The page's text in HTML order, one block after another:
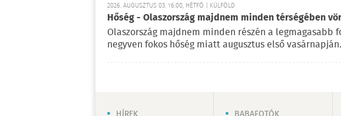
2026. AUGUSZTUS 03. 16:00, HÉTFŐ | KÜLFÖLD
Hőség - Olaszország majdnem minden térségében
Olaszország majdnem minden részén a legmagasabb
negyven fokos hőség miatt augusztus első vasárnapján.